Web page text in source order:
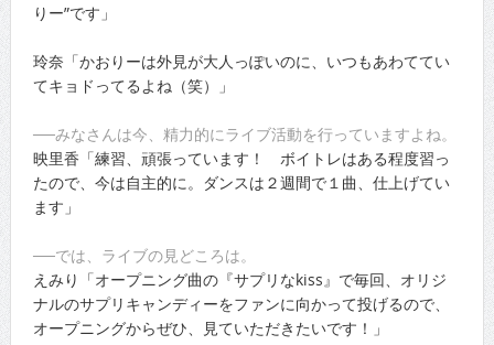
りー”です」
玲奈「かおりーは外見が大人っぽいのに、いつもあわててい
てキョドってるよね（笑）」
──みなさんは今、精力的にライブ活動を行っていますよね。
映里香「練習、頑張っています！ ボイトレはある程度習っ
たので、今は自主的に。ダンスは２週間で１曲、仕上げてい
ます」
──では、ライブの見どころは。
えみり「オープニング曲の『サプリなkiss』で毎回、オリジ
ナルのサプリキャンディーをファンに向かって投げるので、
オープニングからぜひ、見ていただきたいです！」